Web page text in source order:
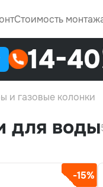
Стоимость
14-40
и газовые колонки
для воды
-15%